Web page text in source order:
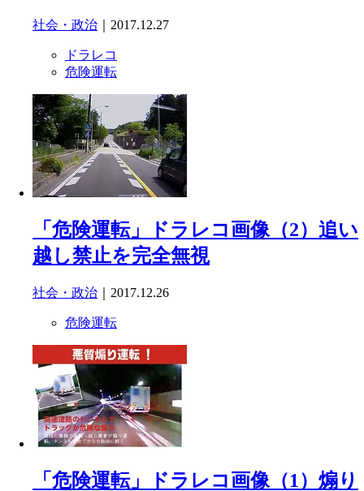
社会・政治 ｜2017.12.27
ドラレコ
危険運転
「危険運転」ドラレコ画像（2）追い
越し禁止を完全無視
社会・政治 ｜2017.12.26
危険運転
「危険運転」ドラレコ画像（1）煽り